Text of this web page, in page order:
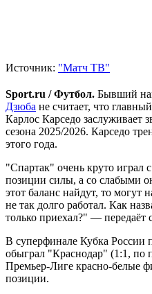
Источник: "Матч ТВ"
Sport.ru / Футбол. Бывший
Дзюба не считает, что
Карлос Карседо заслуживает
сезона 2025/2026. Карседо
этого года.
"Спартак" очень круто играл
позиции силы, а со слабыми
этот баланс найдут, то могут
не так долго работал. Как
только приехал?" —
В суперфинале Кубка России
обыграл "Краснодар" (1:1, по
Премьер-Лиге красно-белые
позиции.